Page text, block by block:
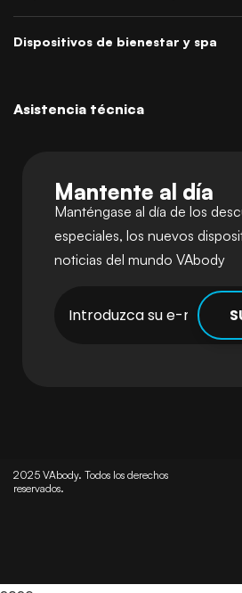
Dispositivos de bienestar y spa
Asistencia técnica
Mantente al día
Manténgase al día de los
especiales, los nuevos
noticias del mundo VAbody
2025 VAbody. Todos los derechos
reservados.